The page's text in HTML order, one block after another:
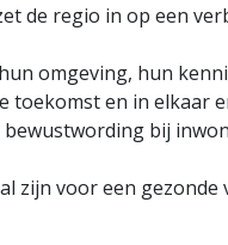
de regio in op een
omgeving, hun
toekomst en in elkaar
bij
zijn voor een